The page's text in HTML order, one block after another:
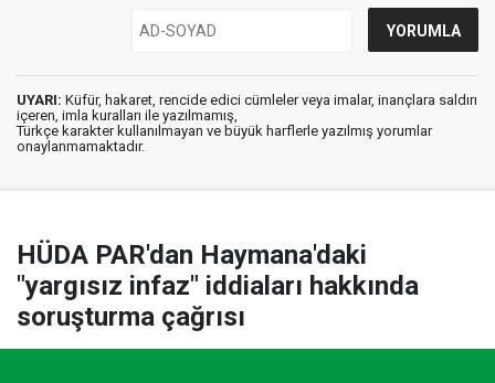
UYARI: Küfür, hakaret, rencide edici cümleler veya imalar, inançlara saldırı
içeren, imla kuralları ile yazılmamış,
Türkçe karakter kullanılmayan ve büyük harflerle yazılmış yorumlar
onaylanmamaktadır.
HÜDA PAR'dan Haymana'daki
"yargısız infaz" iddiaları hakkında
soruşturma çağrısı